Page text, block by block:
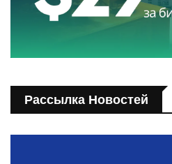
Рассылка Новостей